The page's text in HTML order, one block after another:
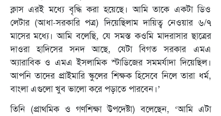
ক্লাস এরই মধ্যে বৃদ্ধি করা হয়েছে। আমি তাকে একটা ডিও
লেটার (আধা-সরকারি পত্র) দিয়েছিলাম দায়িত্ব নেওয়ার ৬/৭
মাসের মধ্যে। আমি বলেছি, যে সমস্ত কওমি মাদরাসার ছাত্রের
দাওরা হাদিসের সনদ আছে, যেটা বিগত সরকার এমএ
অ্যারাবিক ও এমএ ইসলামিক স্টাডিজের সমমর্যাদা দিয়েছিল।
আপনি তাদের প্রাইমারি স্কুলের শিক্ষক হিসেবে নিলে তারা ধর্ম,
বাংলা এগুলো খুব ভালো করে পড়াতে পারবেন।’
তিনি (প্রাথমিক ও গণশিক্ষা উপদেষ্টা) বলেছেন, ‘আমি এটা